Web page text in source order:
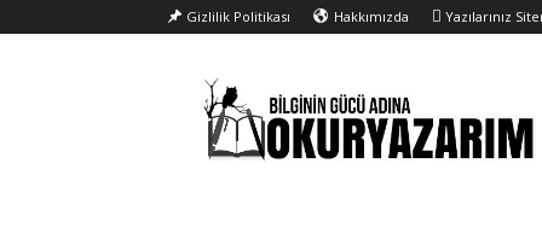
Gizlilik Politikası Hakkımızda Yazılarınız
Yazarım